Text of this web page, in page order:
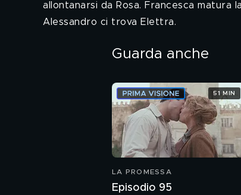
allontanarsi da Rosa. Francesca matura
Alessandro ci trova Elettra.
Guarda anche
LA PROMESSA
Episodio 95
51 MIN